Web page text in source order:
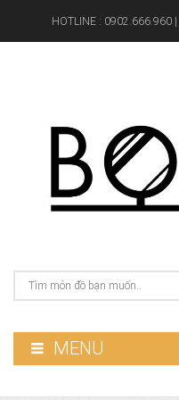
HOTLINE : 0902.666.960
MENU